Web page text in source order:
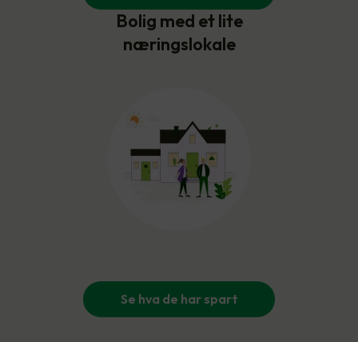
Bolig med et lite
næringslokale
Se hva de har spart